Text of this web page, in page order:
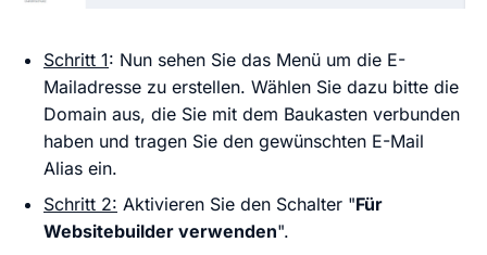
Schritt 1: Nun sehen Sie das Menü um die E-
Mailadresse zu erstellen. Wählen Sie dazu bitte die
Domain aus, die Sie mit dem Baukasten verbunden
haben und tragen Sie den gewünschten E-Mail
Alias ein.
Schritt 2: Aktivieren Sie den Schalter "Für
Websitebuilder verwenden".